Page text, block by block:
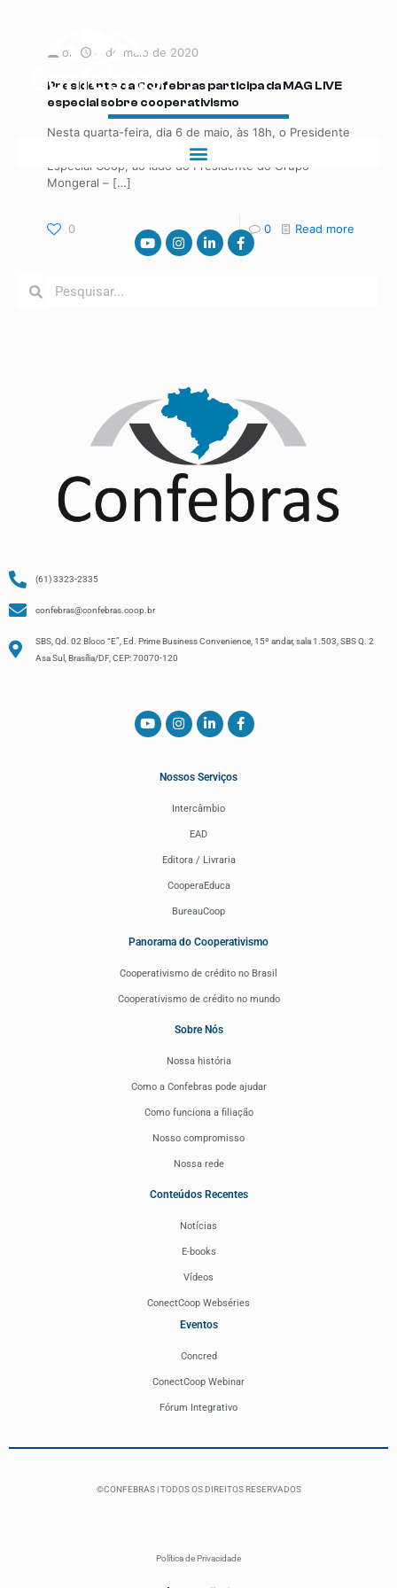
on 6 de maio de 2020
Presidente da Confebras participa da MAG LIVE
especial sobre cooperativismo
Nesta quarta-feira, dia 6 de maio, às 18h, o Presidente
da Confebras, Kedson Macedo, estará na MAG LIVE –
Especial Coop, ao lado do Presidente do Grupo
Mongeral – […]
0 0 Read more
(61) 3323-2335
confebras@confebras.coop.br
SBS, Qd. 02 Bloco “E”, Ed. Prime Business Convenience, 15º andar, sala 1.503, SBS Q. 2
Asa Sul, Brasília/DF, CEP: 70070-120
Nossos Serviços
Intercâmbio
EAD
Editora / Livraria
CooperaEduca
BureauCoop
Panorama do Cooperativismo
Cooperativismo de crédito no Brasil
Cooperativismo de crédito no mundo
Sobre Nós
Nossa história
Como a Confebras pode ajudar
Como funciona a filiação
Nosso compromisso
Nossa rede
Conteúdos Recentes
Notícias
E-books
Vídeos
ConectCoop Webséries
Eventos
Concred
ConectCoop Webinar
Fórum Integrativo
©CONFEBRAS | TODOS OS DIREITOS RESERVADOS
Política de Privacidade